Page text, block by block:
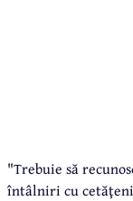
"Trebuie să
întâlniri cu